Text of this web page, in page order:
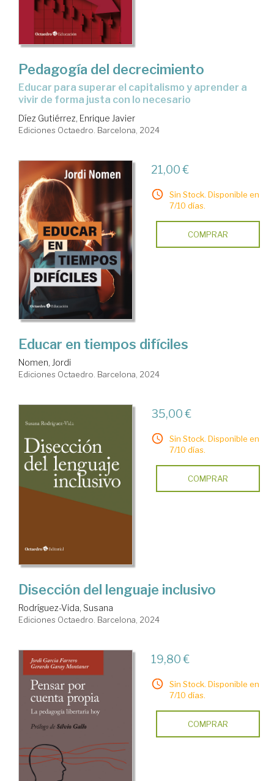
Pedagogía del decrecimiento
educar para superar el capitalismo y aprender a
vivir de forma justa con lo necesario
Díez Gutiérrez, Enrique Javier
Ediciones Octaedro. Barcelona, 2024
21,00 €
Sin Stock. Disponible en
7/10 días.
COMPRAR
Educar en tiempos difíciles
Nomen, Jordi
Ediciones Octaedro. Barcelona, 2024
35,00 €
Sin Stock. Disponible en
7/10 días.
COMPRAR
Disección del lenguaje inclusivo
Rodríguez-Vida, Susana
Ediciones Octaedro. Barcelona, 2024
19,80 €
Sin Stock. Disponible en
7/10 días.
COMPRAR